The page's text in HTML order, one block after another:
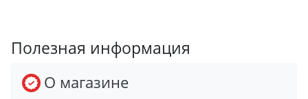
Полезная информация
О магазине